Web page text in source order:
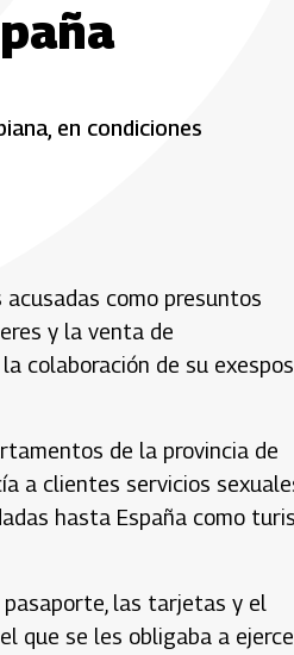
en condiciones
como presuntos
y la venta de
colaboración de su
de la provincia de
a clientes servicios
hasta España como
las tarjetas y el
que se les obligaba a